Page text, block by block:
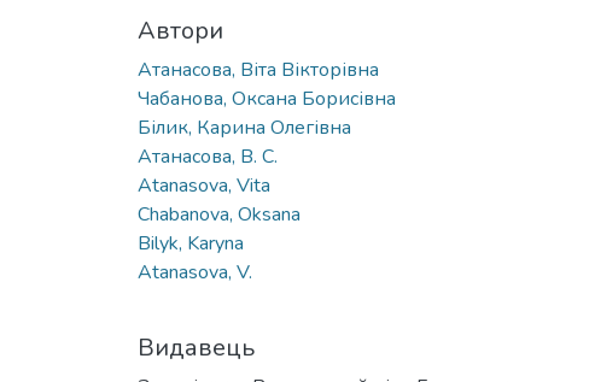
Автори
Атанасова, Віта Вікторівна
Чабанова, Оксана Борисівна
Білик, Карина Олегівна
Атанасова, В. С.
Atanasova, Vita
Chabanova, Oksana
Bilyk, Karyna
Atanasova, V.
Видавець